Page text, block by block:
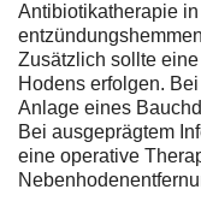
Antibiotikatherapie
Zusätzlich sollte
Hodens erfolgen.
Anlage eines
Bei ausgeprägtem
eine operative